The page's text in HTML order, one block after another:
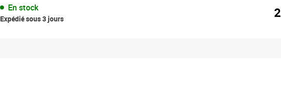
En stock
Expédié sous 3 jours